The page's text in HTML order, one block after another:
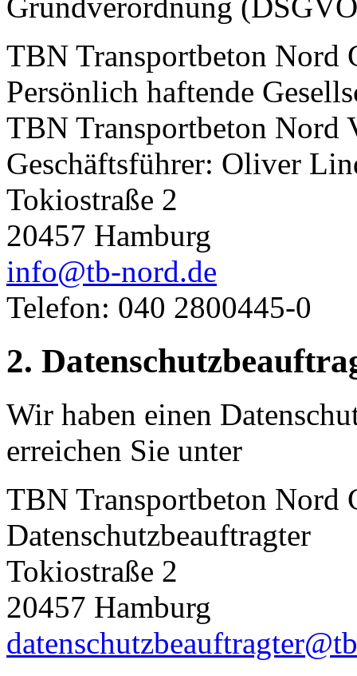
Grundverordnung
TBN Transportbeton Nord
Persönlich haftende
TBN Transportbeton Nord
Geschäftsführer: Oliver
Tokiostraße 2
20457 Hamburg
info@tb-nord.de
Telefon: 040 2800445-0
2.
Wir haben einen
erreichen Sie unter
TBN Transportbeton Nord
Datenschutzbeauftragter
Tokiostraße 2
20457 Hamburg